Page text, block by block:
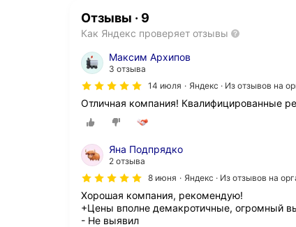
Отзывы · 9
Как Яндекс проверяет отзывы
Максим Архипов
3 отзыва
14 июля
Яндекс · Из отзывов на
Отличная компания! Квалифицированные
Яна Подпрядко
2 отзыва
8 июня
Яндекс · Из отзывов на
Хорошая компания, рекомендую!
+Цены вполне демакротичные, огромный
- Не выявил